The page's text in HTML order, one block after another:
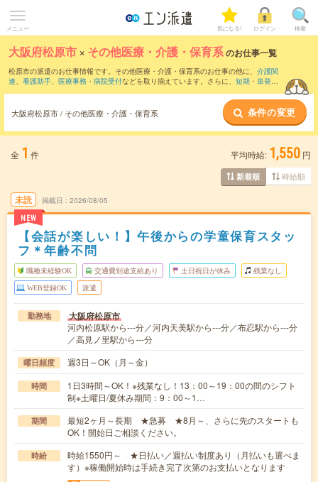
メニュー 気になる! ログイン 検索
大阪府松原市 × その他医療・介護・保育系のお仕事一覧
松原市の派遣のお仕事情報です。その他医療・介護・保育系のお仕事の他に、 介護関
連、 看護助手、 医療事務・病院受付などを取り揃えています。さらに、 短期 ・ 単発な
大阪府松原市 / その他医療・介護・保育系 条件の変更
全 1 件 平均時給: 1,550 円
新着順 時給順
未読
NEW
掲載日 2026/08/05
【会話が楽しい！】午後からの学童保育スタッ
フ＊年齢不問
職種未経験OK 交通費別途支給あり 土日祝日が休み 残業なし
WEB登録OK 派遣
勤務地 大阪府松原市
河内松原駅から---分／河内天美駅から---分／布忍駅から---分
／高見ノ里駅から---分
曜日頻度 週3日～OK（月～金）
時間
1日3時間～OK！※残業なし！13：00～19：00の間のシフト
制※土曜日/夏休み期間：9：00～1…
期間
最短2ヶ月～長期 ★急募 ★8月～、さらに先のスタートも
OK！開始日ご相談ください。
時給
時給1550円～ ★日払い／週払い制度あり（月払いも選べま
す）※稼働開始時は手続き完了次第のお支払いとなります